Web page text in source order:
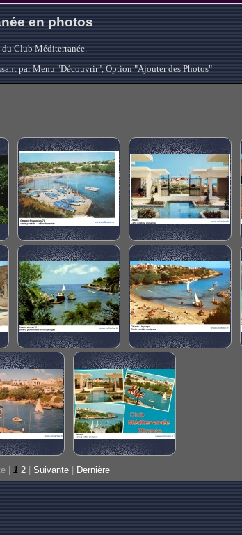
en photos
Club Méditerranée.
par Menu "Découvrir", Option "Ajouter des Photos"
| 1 2 Suivante Dernière